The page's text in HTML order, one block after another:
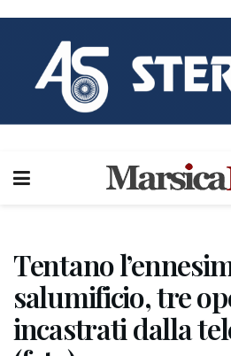
Tentano
salumificio, tre
incastrati dalla